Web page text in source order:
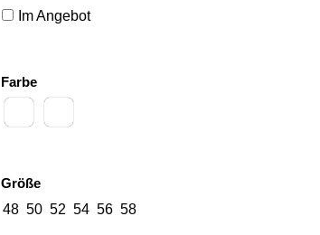
Im Angebot
Farbe
Größe
48 50 52 54 56 58